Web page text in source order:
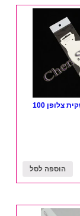
כרטיס תצוגה + שקית צלופן 100
הוספה לסל